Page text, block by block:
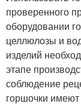
проверенного
оборудовании
целлюлозы и
изделий
этапе
соблюдение
горшочки